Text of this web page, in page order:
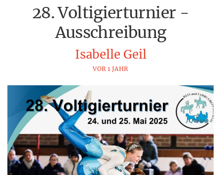
28. Voltigierturnier -
Ausschreibung
Isabelle Geil
VOR 1 JAHR